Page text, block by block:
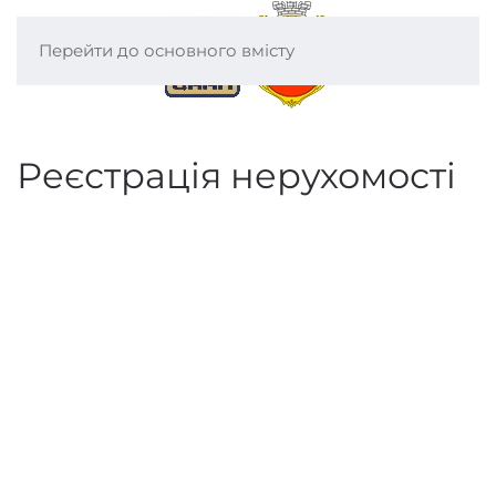
Перейти до основного вмісту
Реєстрація нерухомості